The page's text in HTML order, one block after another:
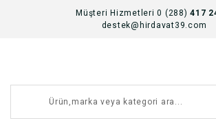
Müşteri Hizmetleri 0 (288)417
destek@hirdavat39.com